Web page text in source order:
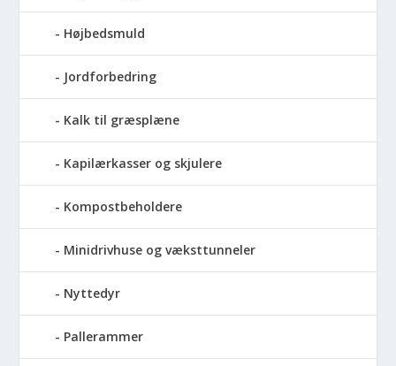
Højbedsmuld
Jordforbedring
Kalk til græsplæne
Kapilærkasser og skjulere
Kompostbeholdere
Minidrivhuse og væksttunneler
Nyttedyr
Pallerammer